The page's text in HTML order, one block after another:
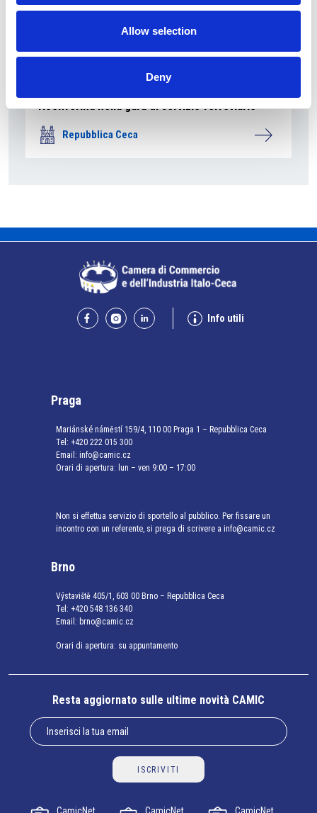
Allow selection
Deny
riconferma nella gara di servizio ferroviario
Repubblica Ceca
Info utili
Praga
Mariánské náměstí 159/4, 110 00 Praga 1 – Repubblica Ceca
Tel: +420 222 015 300
Email: info@camic.cz
Orari di apertura: lun – ven 9:00 – 17:00
Non si effettua servizio di sportello al pubblico. Per fissare un
incontro con un referente, si prega di scrivere a info@camic.cz
Brno
Výstaviště 405/1, 603 00 Brno – Repubblica Ceca
Tel: +420 548 136 340
Email: brno@camic.cz
Orari di apertura: su appuntamento
Resta aggiornato sulle ultime novità CAMIC
ISCRIVITI